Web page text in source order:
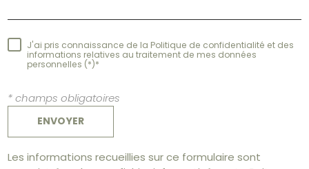
J'ai pris connaissance de la Politique de confidentialité et des
informations relatives au traitement de mes données
personnelles (*)*
* champs obligatoires
ENVOYER
Les informations recueillies sur ce formulaire sont